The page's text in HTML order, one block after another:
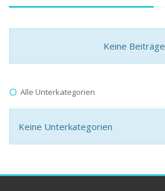
Keine Beiträge
Alle Unterkategorien
Keine Unterkategorien